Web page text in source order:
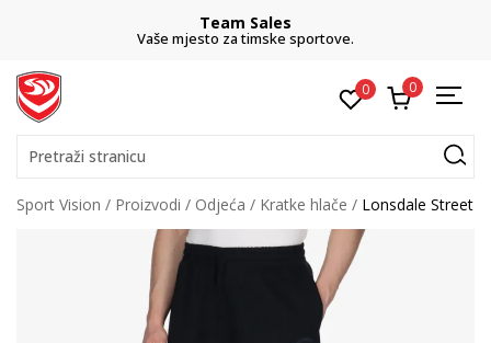
Team Sales
Vaše mjesto za timske sportove.
0 0
Pretraži stranicu
Sport Vision Proizvodi Odjeća Kratke hlače Lonsdale Street